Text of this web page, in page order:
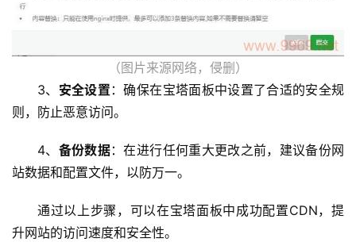
（图片来源网络，侵删）
3、 安全设置 ：确保在宝塔面板中设置了合适的安全规
则，防止恶意访问。
4、 备份数据：在进行任何重大更改之前，建议备份网
站数据和配置文件，以防万一。
通过以上步骤，可以在宝塔面板中成功配置CDN，提
升网站的访问速度和安全性。